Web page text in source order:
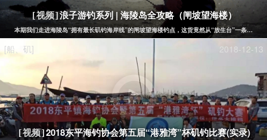
[视频]浪子游钓系列 | 海陵岛全攻略（闸坡望海楼）
本期我们走进海陵岛“拥有最长矶钓海岸线”的闸坡望海楼钓点，这货竟然从“放生台”一条栈道
[船、矶] 2018-12-13
[视频]2018东平海钓协会第五届“港雅湾”杯矶钓比赛(实录)